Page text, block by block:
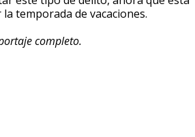
temporada de vacaciones.
completo.